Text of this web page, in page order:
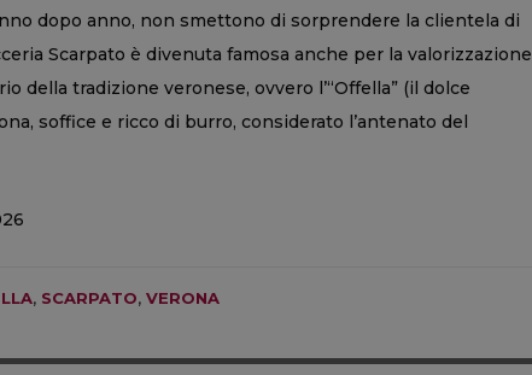
dopo anno, non smettono di sorprendere la clientela di
Scarpato è divenuta famosa anche per la valorizzazione
della tradizione veronese, ovvero l’“Offella” (il dolce
soffice e ricco di burro, considerato l’antenato del
, SCARPATO, VERONA